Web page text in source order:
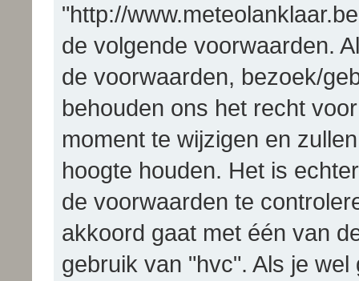
"http://
de volgende voorwaarden.
de voorwaarden, bezoek/
behouden ons het recht
moment te wijzigen en
hoogte houden. Het is
de voorwaarden te
akkoord gaat met één van
gebruik van "hvc". Als je